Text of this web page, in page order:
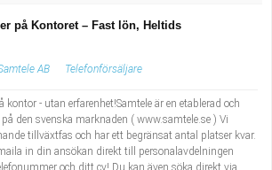
på Kontoret – Fast lön, Heltids
AB Telefonförsäljare
kontor - utan erfarenhet!Samtele är en etablerad och
den svenska marknaden ( www.samtele.se ) Vi
tillväxtfas och har ett begränsat antal platser kvar.
in din ansökan direkt till personalavdelningen
och ditt cv! Du kan även söka direkt via